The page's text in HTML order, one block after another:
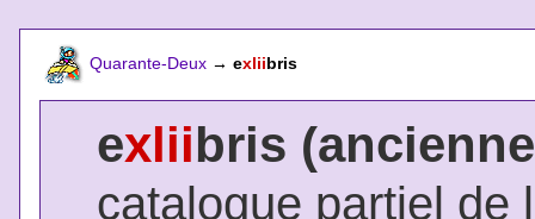
Quarante-Deux → exliibris
exliibris
catalogue partiel de